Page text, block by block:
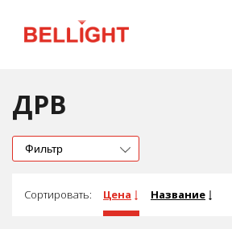
ДРВ
Фильтр
Сортировать: Цена Название